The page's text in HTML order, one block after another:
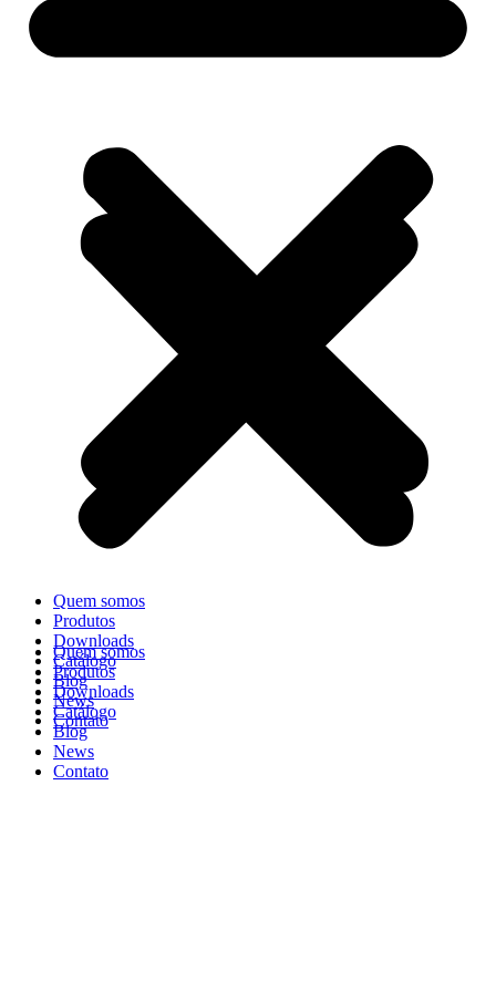
Quem somos
Produtos
Downloads
Catálogo
Blog
News
Contato
Quem somos
Produtos
Downloads
Catálogo
Blog
News
Contato